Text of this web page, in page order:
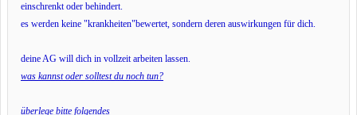
einschrenkt oder behindert.
es werden keine "krankheiten"bewertet, sondern deren auswirkungen für dich.
deine AG will dich in vollzeit arbeiten lassen.
was kannst oder solltest du noch tun?
überlege bitte folgendes